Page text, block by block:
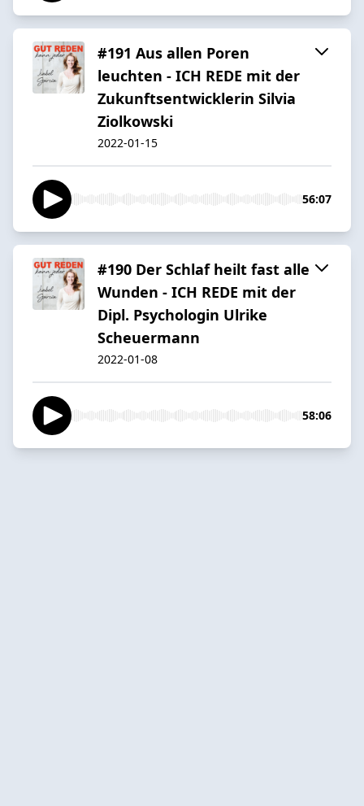
#191 Aus allen Poren
leuchten - ICH REDE mit der
Zukunftsentwicklerin Silvia
Ziolkowski
2022-01-15
56:07
#190 Der Schlaf heilt fast alle
Wunden - ICH REDE mit der
Dipl. Psychologin Ulrike
Scheuermann
2022-01-08
58:06